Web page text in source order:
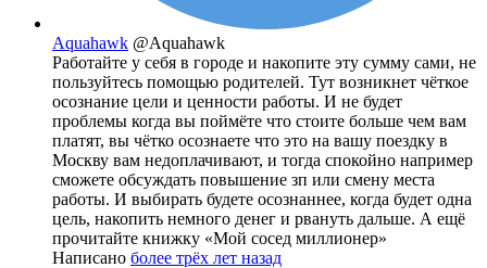
Aquahawk @Aquahawk
Работайте у себя в городе и накопите эту сумму сами, не
пользуйтесь помощью родителей. Тут возникнет чёткое
осознание цели и ценности работы. И не будет
проблемы когда вы поймёте что стоите больше чем вам
платят, вы чётко осознаете что это на вашу поездку в
Москву вам недоплачивают, и тогда спокойно например
сможете обсуждать повышение зп или смену места
работы. И выбирать будете осознаннее, когда будет одна
цель, накопить немного денег и рвануть дальше. А ещё
прочитайте книжку «Мой сосед миллионер»
Написано более трёх лет назад